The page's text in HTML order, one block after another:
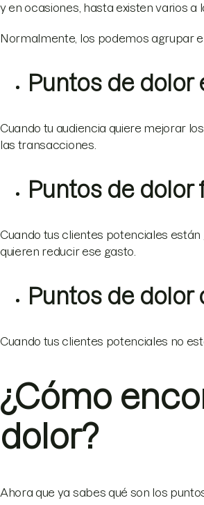
y en ocasiones, hasta existen varios a
Normalmente, los podemos agrupar
Puntos de dolor
Cuando tu audiencia quiere mejorar
las transacciones.
Puntos de dolor
Cuando tus clientes potenciales
quieren reducir ese gasto.
Puntos de dolor
Cuando tus clientes potenciales no
¿Cómo
dolor?
Ahora que ya sabes qué son los